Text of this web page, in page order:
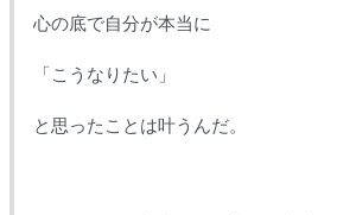
心の底で自分が本当に
「こうなりたい」
と思ったことは叶うんだ。